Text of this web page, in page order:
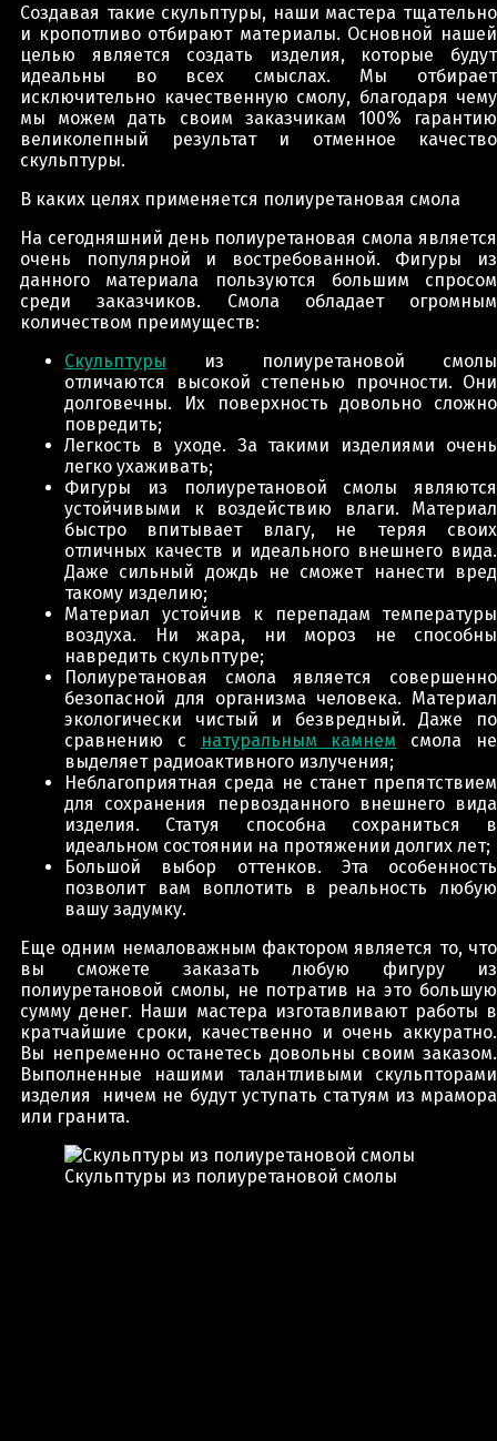
Создавая такие скульптуры, наши мастера тщательно
и кропотливо отбирают материалы. Основной нашей
целью является создать изделия, которые будут
идеальны во всех смыслах. Мы отбирает
исключительно качественную смолу, благодаря чему
мы можем дать своим заказчикам 100% гарантию
великолепный результат и отменное качество
скульптуры.
В каких целях применяется полиуретановая смола
На сегодняшний день полиуретановая смола является
очень популярной и востребованной. Фигуры из
данного материала пользуются большим спросом
среди заказчиков. Смола обладает огромным
количеством преимуществ:
Скульптуры из полиуретановой смолы
отличаются высокой степенью прочности. Они
долговечны. Их поверхность довольно сложно
повредить;
Легкость в уходе. За такими изделиями очень
легко ухаживать;
Фигуры из полиуретановой смолы являются
устойчивыми к воздействию влаги. Материал
быстро впитывает влагу, не теряя своих
отличных качеств и идеального внешнего вида.
Даже сильный дождь не сможет нанести вред
такому изделию;
Материал устойчив к перепадам температуры
воздуха. Ни жара, ни мороз не способны
навредить скульптуре;
Полиуретановая смола является совершенно
безопасной для организма человека. Материал
экологически чистый и безвредный. Даже по
сравнению с
натуральным камнем смола не
выделяет радиоактивного излучения;
Неблагоприятная среда не станет препятствием
для сохранения первозданного внешнего вида
изделия. Статуя способна сохраниться в
идеальном состоянии на протяжении долгих лет;
Большой выбор оттенков. Эта особенность
позволит вам воплотить в реальность любую
вашу задумку.
Еще одним немаловажным фактором является то, что
вы сможете заказать любую фигуру из
полиуретановой смолы, не потратив на это большую
сумму денег. Наши мастера изготавливают работы в
кратчайшие сроки, качественно и очень аккуратно.
Вы непременно останетесь довольны своим заказом.
Выполненные нашими талантливыми скульпторами
изделия ничем не будут уступать статуям из мрамора
или гранита.
Скульптуры из полиуретановой смолы